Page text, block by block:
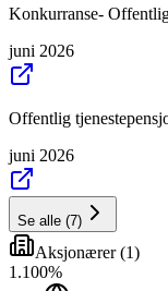
Konkurranse-
juni 2026
Offentlig
juni 2026
Se alle (7)
Aksjonærer(1)
1 .100%